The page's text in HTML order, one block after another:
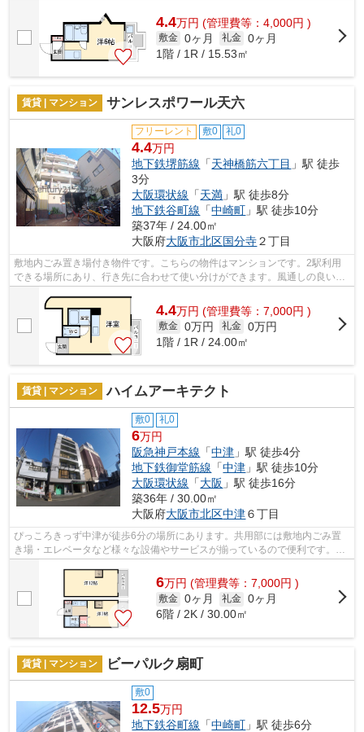
4.4万円 (管理費等：4,000円 )
敷金 0ヶ月 礼金 0ヶ月
1階 / 1R / 15.53㎡
賃貸 | マンション サンレスポワール天六
フリーレント 敷0 礼0
4.4万円
地下鉄堺筋線 「天神橋筋六丁目 」駅 徒歩
3分
大阪環状線 「天満 」駅 徒歩8分
地下鉄谷町線 「中崎町 」駅 徒歩10分
築37年 / 24.00㎡
大阪府大阪市北区国分寺２丁目
敷地内ごみ置き場付き物件です。こちらの物件はマンションです。2駅利用
できる場所にあり、行き先に合わせて使い分けができます。風通しの良い物
4.4万円 (管理費等：7,000円 )
敷金 0万円 礼金 0万円
1階 / 1R / 24.00㎡
賃貸 | マンション ハイムアーキテクト
敷0 礼0
6万円
阪急神戸本線 「中津 」駅 徒歩4分
地下鉄御堂筋線 「中津 」駅 徒歩10分
大阪環状線 「大阪 」駅 徒歩16分
築36年 / 30.00㎡
大阪府大阪市北区中津６丁目
ぴっころきっず中津が徒歩6分の場所にあります。共用部には敷地内ごみ置
き場・エレベータなど様々な設備やサービスが揃っているので便利です。2
駅利用可能な物件なので、用途や行き先...
6万円 (管理費等：7,000円 )
敷金 0ヶ月 礼金 0ヶ月
6階 / 2K / 30.00㎡
賃貸 | マンション ビーパルク扇町
敷0
12.5万円
地下鉄谷町線 「中崎町 」駅 徒歩6分